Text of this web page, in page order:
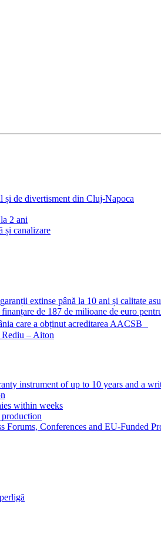
de divertisment din Cluj-Napoca
2 ani
și canalizare
extinse până la 10 ani și calitate
de 187 de milioane de euro
care a obținut acreditarea AACSB
Rediu – Aiton
instrument of up to 10 years and a
within weeks
Conferences and EU-Funded